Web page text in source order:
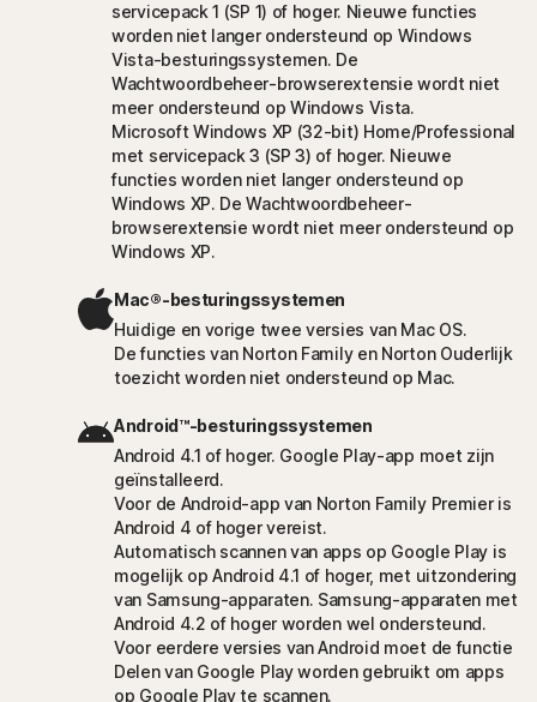
servicepack 1 (SP 1) of hoger. Nieuwe functies
worden niet langer ondersteund op Windows
Vista-besturingssystemen. De
Wachtwoordbeheer-browserextensie wordt niet
meer ondersteund op Windows Vista.
Microsoft Windows XP (32-bit) Home/Professional
met servicepack 3 (SP 3) of hoger. Nieuwe
functies worden niet langer ondersteund op
Windows XP. De Wachtwoordbeheer-
browserextensie wordt niet meer ondersteund op
Windows XP.
Mac®-besturingssystemen
Huidige en vorige twee versies van Mac OS.
De functies van Norton Family en Norton Ouderlijk
toezicht worden niet ondersteund op Mac.
Android™-besturingssystemen
Android 4.1 of hoger. Google Play-app moet zijn
geïnstalleerd.
Voor de Android-app van Norton Family Premier is
Android 4 of hoger vereist.
Automatisch scannen van apps op Google Play is
mogelijk op Android 4.1 of hoger, met uitzondering
van Samsung-apparaten. Samsung-apparaten met
Android 4.2 of hoger worden wel ondersteund.
Voor eerdere versies van Android moet de functie
Delen van Google Play worden gebruikt om apps
op Google Play te scannen.